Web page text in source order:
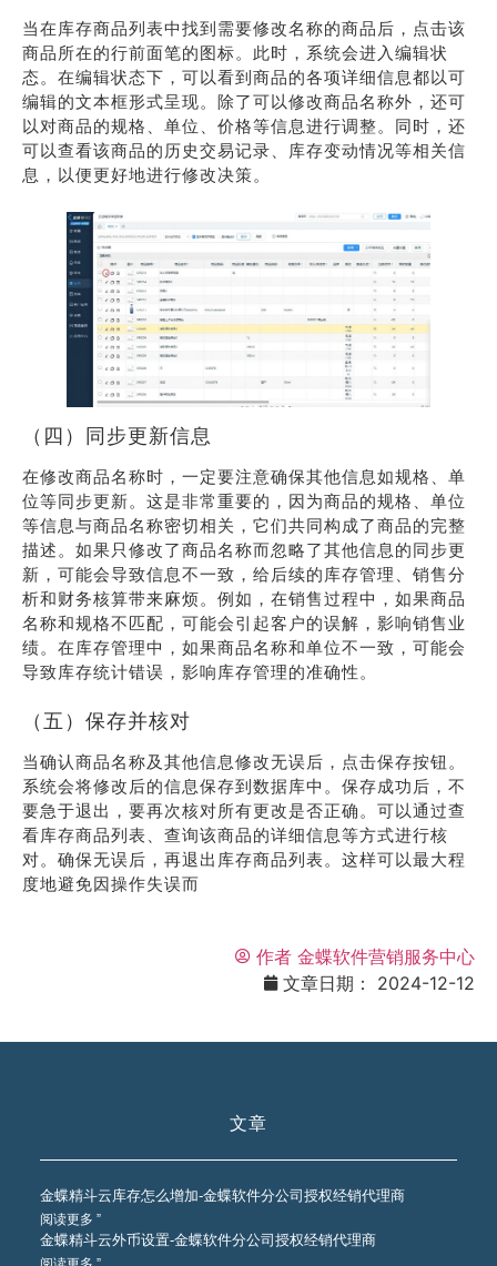
当在库存商品列表中找到需要修改名称的商品后，点击该
商品所在的行前面笔的图标。此时，系统会进入编辑状
态。在编辑状态下，可以看到商品的各项详细信息都以可
编辑的文本框形式呈现。除了可以修改商品名称外，还可
以对商品的规格、单位、价格等信息进行调整。同时，还
可以查看该商品的历史交易记录、库存变动情况等相关信
息，以便更好地进行修改决策。
（四）同步更新信息
在修改商品名称时，一定要注意确保其他信息如规格、单
位等同步更新。这是非常重要的，因为商品的规格、单位
等信息与商品名称密切相关，它们共同构成了商品的完整
描述。如果只修改了商品名称而忽略了其他信息的同步更
新，可能会导致信息不一致，给后续的库存管理、销售分
析和财务核算带来麻烦。例如，在销售过程中，如果商品
名称和规格不匹配，可能会引起客户的误解，影响销售业
绩。在库存管理中，如果商品名称和单位不一致，可能会
导致库存统计错误，影响库存管理的准确性。
（五）保存并核对
当确认商品名称及其他信息修改无误后，点击保存按钮。
系统会将修改后的信息保存到数据库中。保存成功后，不
要急于退出，要再次核对所有更改是否正确。可以通过查
看库存商品列表、查询该商品的详细信息等方式进行核
对。确保无误后，再退出库存商品列表。这样可以最大程
度地避免因操作失误而
作者 金蝶软件营销服务中心
文章日期：
2024-12-12
文章
金蝶精斗云库存怎么增加-金蝶软件分公司授权经销代理商
阅读更多 ”
金蝶精斗云外币设置-金蝶软件分公司授权经销代理商